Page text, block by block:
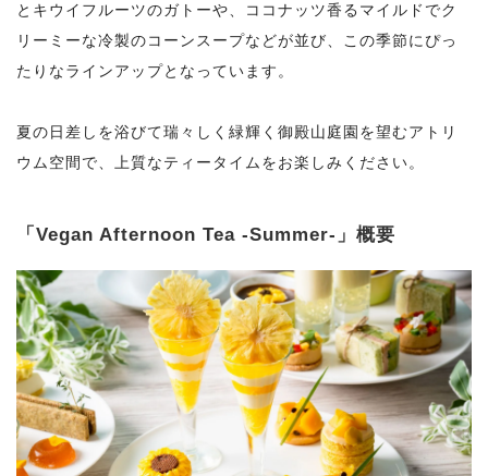
とキウイフルーツのガトーや、ココナッツ香るマイルドでク
リーミーな冷製のコーンスープなどが並び、この季節にぴっ
たりなラインアップとなっています。
夏の日差しを浴びて瑞々しく緑輝く御殿山庭園を望むアトリ
ウム空間で、上質なティータイムをお楽しみください。
「Vegan Afternoon Tea -Summer-」概要